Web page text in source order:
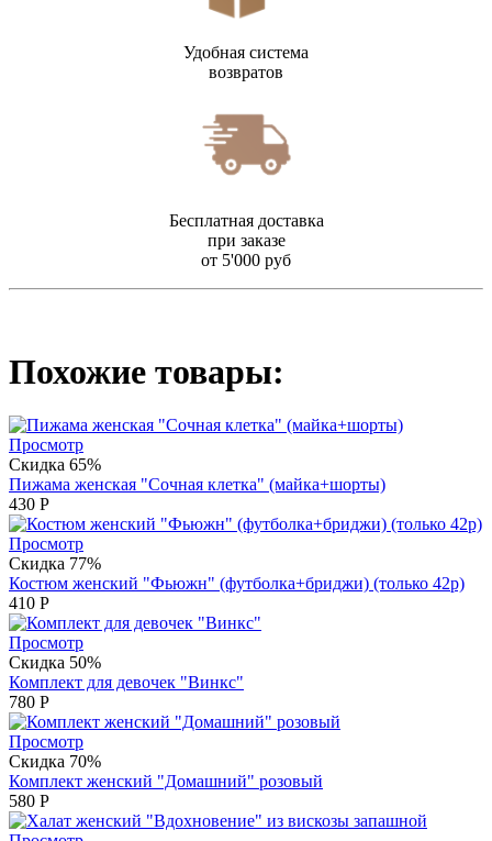
Удобная система
возвратов
Бесплатная доставка
при заказе
от 5'000 руб
Похожие товары:
Просмотр
Скидка 65%
Пижама женская "Сочная клетка" (майка+шорты)
430 Р
Просмотр
Скидка 77%
Костюм женский "Фьюжн" (футболка+бриджи) (только 42р)
410 Р
Просмотр
Скидка 50%
Комплект для девочек "Винкс"
780 Р
Просмотр
Скидка 70%
Комплект женский "Домашний" розовый
580 Р